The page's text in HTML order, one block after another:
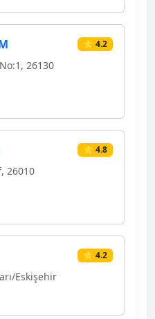
⭐ 4.2
26130
⭐ 4.8
26010
⭐ 4.2
Eskişehir